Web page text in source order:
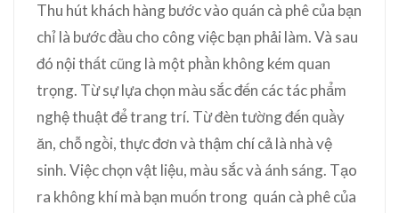
Thu hút khách hàng bước vào quán cà phê của bạn
chỉ là bước đầu cho công việc bạn phải làm. Và sau
đó nội thất cũng là một phần không kém quan
trọng. Từ sự lựa chọn màu sắc đến các tác phẩm
nghệ thuật để trang trí. Từ đèn tường đến quầy
ăn, chỗ ngồi, thực đơn và thậm chí cả là nhà vệ
sinh. Việc chọn vật liệu, màu sắc và ánh sáng. Tạo
ra không khí mà bạn muốn trong quán cà phê của